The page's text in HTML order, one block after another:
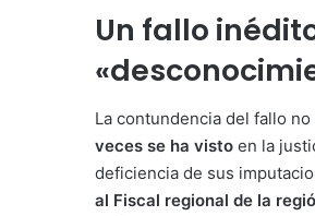
Un fallo
La contundencia del fallo
veces se ha visto en la
deficiencia de sus
al Fiscal regional de la